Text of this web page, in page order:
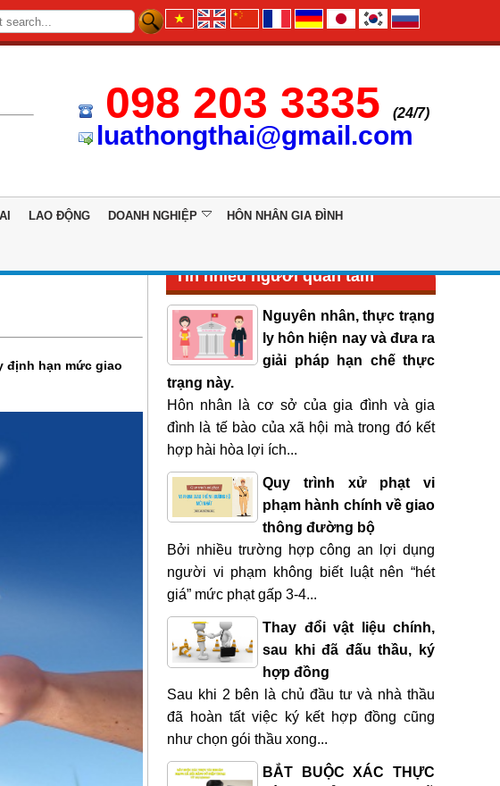
098 203 3335 (24/7)
luathongthai@gmail.com
LAO ĐỘNG DOANH NGHIỆP HÔN NHÂN GIA ĐÌNH
định hạn mức giao
Tin nhiều người quan tâm
Nguyên nhân, thực trạng
ly hôn hiện nay và đưa ra
giải pháp hạn chế thực
trạng này.
Hôn nhân là cơ sở của gia đình và gia
đình là tế bào của xã hội mà trong đó kết
hợp hài hòa lợi ích...
Quy trình xử phạt vi
phạm hành chính về giao
thông đường bộ
Bởi nhiều trường hợp công an lợi dụng
người vi phạm không biết luật nên “hét
giá” mức phạt gấp 3-4...
Thay đổi vật liệu chính,
sau khi đã đấu thầu, ký
hợp đồng
Sau khi 2 bên là chủ đầu tư và nhà thầu
đã hoàn tất việc ký kết hợp đồng cũng
như chọn gói thầu xong...
BẮT BUỘC XÁC THỰC